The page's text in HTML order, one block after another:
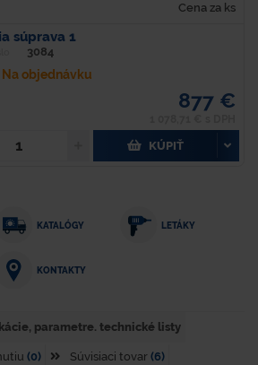
Cena za ks
súprava 1
3084
Na objednávku
877 €
KÚPIŤ
KATALÓGY LETÁKY
KONTAKTY
parametre. technické listy
(0) Súvisiaci tovar (6)